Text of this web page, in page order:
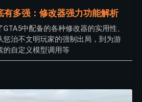
有多强：修改器强力功能解析
中配备的各种修改器的实用性、
惩治不文明玩家的强制出局，到为游
的自定义模型调用等